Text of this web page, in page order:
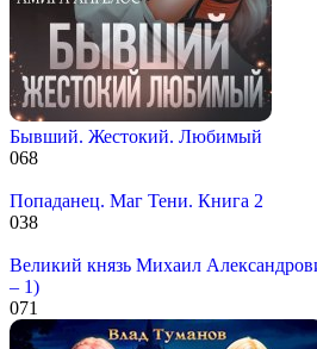
Бывший. Жестокий. Любимый
068
Попаданец. Маг Тени. Книга 2
038
Великий князь Михаил
– 1)
071